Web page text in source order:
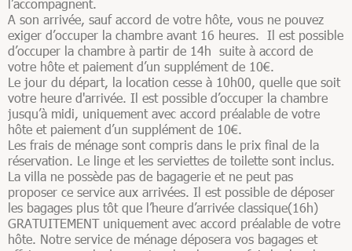
l’accompagnent.
A son arrivée, sauf accord de votre hôte, vous ne pouvez
exiger d’occuper la chambre avant 16 heures. Il est possible
d’occuper la chambre à partir de 14h suite à accord de
votre hôte et paiement d’un supplément de 10€.
Le jour du départ, la location cesse à 10h00, quelle que soit
votre heure d'arrivée. Il est possible d’occuper la chambre
jusqu’à midi, uniquement avec accord préalable de votre
hôte et paiement d’un supplément de 10€.
Les frais de ménage sont compris dans le prix final de la
réservation. Le linge et les serviettes de toilette sont inclus.
La villa ne possède pas de bagagerie et ne peut pas
proposer ce service aux arrivées. Il est possible de déposer
les bagages plus tôt que l’heure d’arrivée classique(16h)
GRATUITEMENT uniquement avec accord préalable de votre
hôte. Notre service de ménage déposera vos bagages et